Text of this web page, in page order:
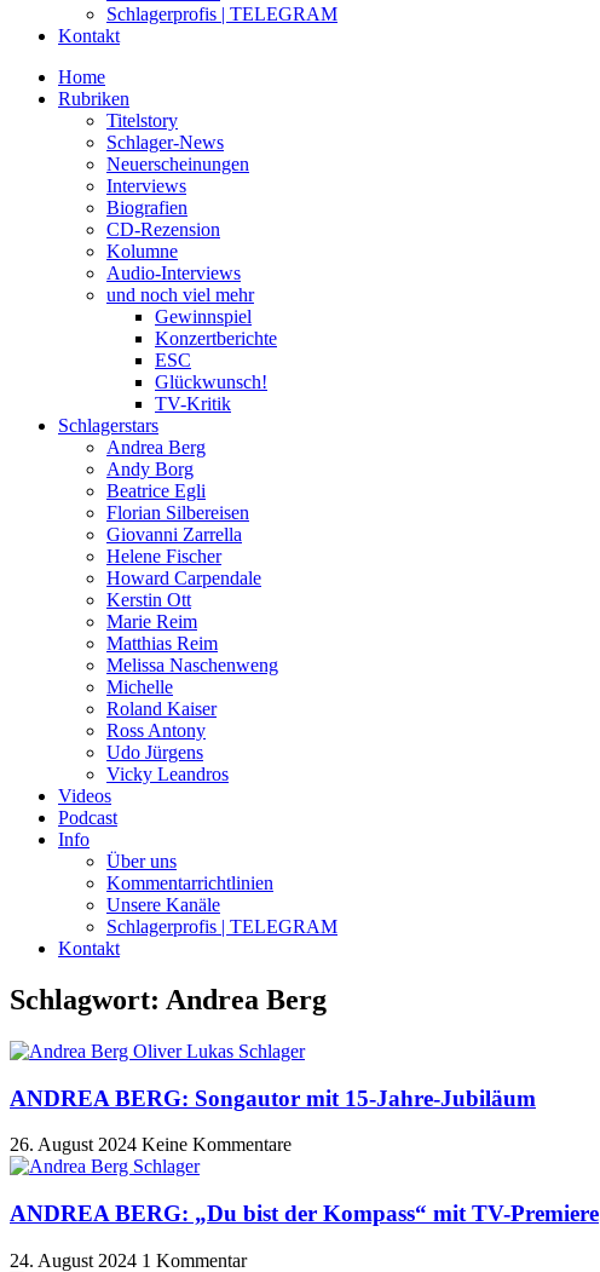
Schlagerprofis | TELEGRAM
Kontakt
Home
Rubriken
Titelstory
Schlager-News
Neuerscheinungen
Interviews
Biografien
CD-Rezension
Kolumne
Audio-Interviews
und noch viel mehr
Gewinnspiel
Konzertberichte
ESC
Glückwunsch!
TV-Kritik
Schlagerstars
Andrea Berg
Andy Borg
Beatrice Egli
Florian Silbereisen
Giovanni Zarrella
Helene Fischer
Howard Carpendale
Kerstin Ott
Marie Reim
Matthias Reim
Melissa Naschenweng
Michelle
Roland Kaiser
Ross Antony
Udo Jürgens
Vicky Leandros
Videos
Podcast
Info
Über uns
Kommentarrichtlinien
Unsere Kanäle
Schlagerprofis | TELEGRAM
Kontakt
Schlagwort: Andrea Berg
ANDREA BERG: Songautor mit 15-Jahre-Jubiläum
26. August 2024 Keine Kommentare
ANDREA BERG: „Du bist der Kompass“ mit TV-Premiere
24. August 2024 1 Kommentar